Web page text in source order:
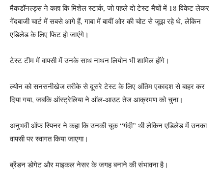
मैकडॉनल्ड्स ने कहा कि मिशेल स्टार्क, जो पहले दो टेस्ट मैचों में 18 विकेट लेकर
गेंदबाजी चार्ट में सबसे आगे हैं, गाबा में बायीं ओर की चोट से जूझ रहे थे, लेकिन
एडिलेड के लिए फिट हो जाएंगे।
टेस्ट टीम में वापसी में उनके साथ नाथन लियोन भी शामिल होंगे।
ल्योन को सनसनीखेज तरीके से दूसरे टेस्ट के लिए अंतिम एकादश से बाहर कर
दिया गया, जबकि ऑस्ट्रेलिया ने ऑल-आउट तेज आक्रमण को चुना।
अनुभवी ऑफ स्पिनर ने कहा कि उनकी चूक “गंदी” थी लेकिन एडिलेड में उनका
वापसी पर स्वागत किया जाएगा।
ब्रेंडन डोगेट और माइकल नेसर के जगह बनाने की संभावना है।